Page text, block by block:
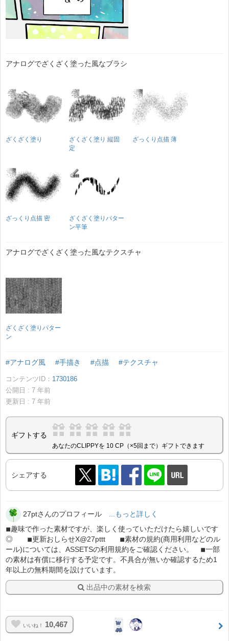
アナログでざくざく塗った風なブラシ
ざくざく塗り
ざくざく塗り 縦固
定
ざっくり点描 薄
ざっくり点描 密
ざくざく塗りパター
ン平筆
アナログでざくざく塗った風なテクスチャ
ざくざく塗りパター
ン
#アナログ風 #手描き #点描 #テクスチャ
コンテンツID： 1730186
公開日 : 7 年前
更新日 : 7 年前
ギフトする
あなたのCLIPPYを 10 CP（×5回まで）ギフトできます
シェアする
27ptさんのプロフィール
...もっと詳しく
◾︎趣味で作った素材ですが、楽しく使っていただけたら嬉しいです
◎ ◾︎更新おしらせX@27pttt ◾︎素材の規約(商用利用などのル
ール)については、ASSETSの利用規約をご確認ください。 ◾︎一部
の素材は有償に移行する予定です。不具合が無いか確認するため1
年以上の無料期間を設けています。
出品中の素材を検索
いいね！ 10,467